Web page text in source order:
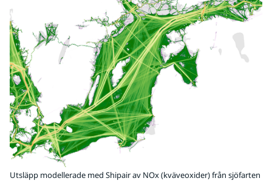
Utsläpp modellerade med Shipair av NOx (kväveoxider) från sjöfarten